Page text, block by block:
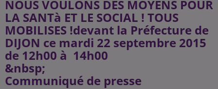
NOUS VOULONS DES MOYENS POUR
LA SANTà ET LE SOCIAL ! TOUS
MOBILISES !devant la Préfecture de
DIJON ce mardi 22 septembre 2015
de 12h00 à 14h00
&nbsp;
Communiqué de presse